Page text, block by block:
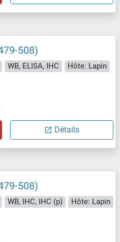
508)
WB, ELISA, IHC
Hôte: Lapin
Détails
508)
WB, IHC, IHC (p)
Hôte: Lapin